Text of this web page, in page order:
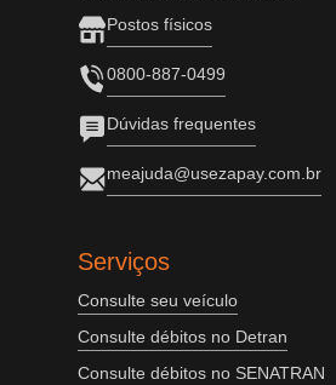
Postos físicos
0800-887-0499
Dúvidas frequentes
meajuda@usezapay.com.br
Serviços
Consulte seu veículo
Consulte débitos no Detran
Consulte débitos no SENATRAN